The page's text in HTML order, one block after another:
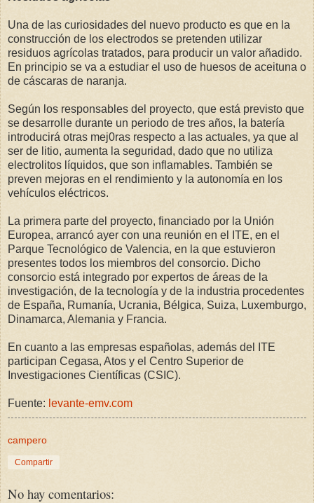
Una de las curiosidades del nuevo producto es que en la
construcción de los electrodos se pretenden utilizar
residuos agrícolas tratados, para producir un valor añadido.
En principio se va a estudiar el uso de huesos de aceituna o
de cáscaras de naranja.
Según los responsables del proyecto, que está previsto que
se desarrolle durante un periodo de tres años, la batería
introducirá otras mej0ras respecto a las actuales, ya que al
ser de litio, aumenta la seguridad, dado que no utiliza
electrolitos líquidos, que son inflamables. También se
preven mejoras en el rendimiento y la autonomía en los
vehículos eléctricos.
La primera parte del proyecto, financiado por la Unión
Europea, arrancó ayer con una reunión en el ITE, en el
Parque Tecnológico de Valencia, en la que estuvieron
presentes todos los miembros del consorcio. Dicho
consorcio está integrado por expertos de áreas de la
investigación, de la tecnología y de la industria procedentes
de España, Rumanía, Ucrania, Bélgica, Suiza, Luxemburgo,
Dinamarca, Alemania y Francia.
En cuanto a las empresas españolas, además del ITE
participan Cegasa, Atos y el Centro Superior de
Investigaciones Científicas (CSIC).
Fuente: levante-emv.com
campero
Compartir
No hay comentarios: